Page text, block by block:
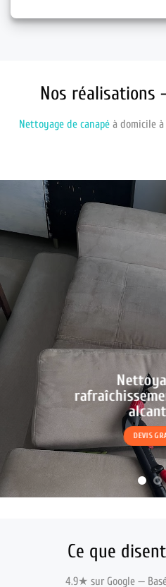
Nos réalisations
Nettoyage de canapéà domicile à
DEVIS
Ce que
4.9★ sur Google —